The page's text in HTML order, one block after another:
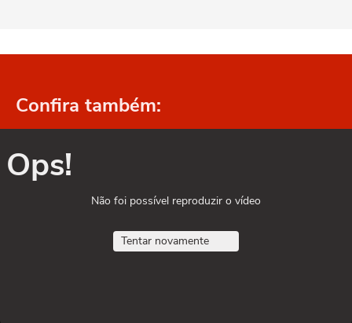
Confira também:
Ops!
Não foi possível reproduzir o vídeo
Tentar novamente